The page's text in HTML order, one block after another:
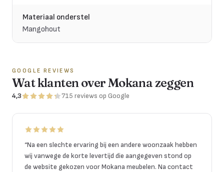
Materiaal onderstel
Mangohout
GOOGLE REVIEWS
Wat klanten over Mokana zeggen
4,3 715 reviews op Google
“Na een slechte ervaring bij een andere woonzaak hebben
wij vanwege de korte levertijd die aangegeven stond op
de website gekozen voor Mokana meubelen. Na contact